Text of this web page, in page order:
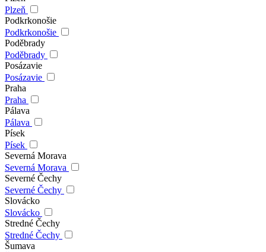
Plzeň
Podkrkonošie
Podkrkonošie
Poděbrady
Poděbrady
Posázavie
Posázavie
Praha
Praha
Pálava
Pálava
Písek
Písek
Severná Morava
Severná Morava
Severné Čechy
Severné Čechy
Slovácko
Slovácko
Stredné Čechy
Stredné Čechy
Šumava